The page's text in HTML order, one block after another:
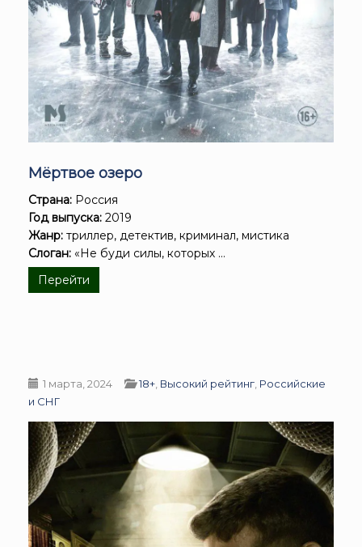
Мёртвое озеро
Страна: Россия
Год выпуска: 2019
Жанр: триллер, детектив, криминал, мистика
Слоган: «Не буди силы, которых ...
Перейти
1 марта, 2024 18+ Высокий рейтинг Российские
и СНГ